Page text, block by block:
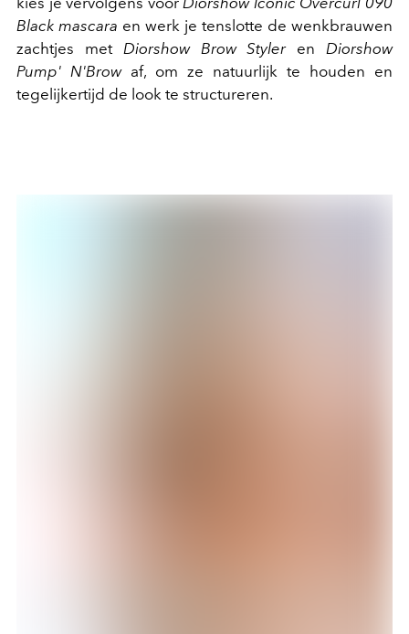
Black mascara en werk je tenslotte de wenkbrauwen
zachtjes met Diorshow Brow Styleren Diorshow
Pump' N'Browaf, om ze natuurlijk te houden en
tegelijkertijd de look te structureren.